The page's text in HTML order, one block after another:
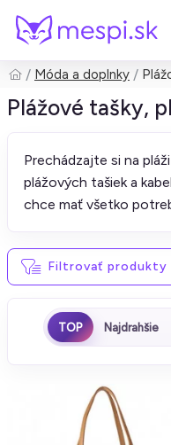
Hľadať
Móda a doplnky
Plážové tašky,
Prechádzajte si na
plážových tašiek a
chce mať všetko
Filtrovať produkty
TOP Najdrahšie